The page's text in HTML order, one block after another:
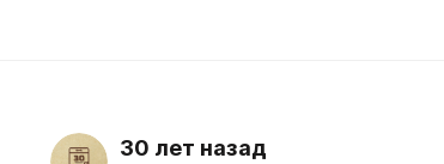
30 лет назад